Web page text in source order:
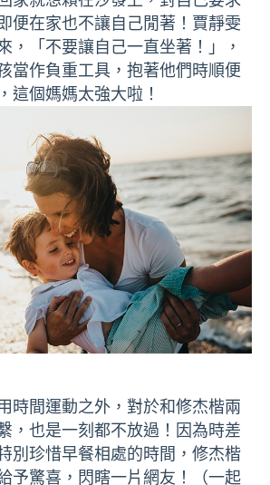
便在家也不讓自己閒著！賈靜雯
，「不要讓自己一直坐著！」，
當作負重工具，抱著他們時順便
這個媽媽太強大啦！
時間運動之外，對於和修杰楷兩
，也是一刻都不放過！因為時差
別珍惜早餐相處的時間，修杰楷
予驚喜，閃瞎一片網友！（一起